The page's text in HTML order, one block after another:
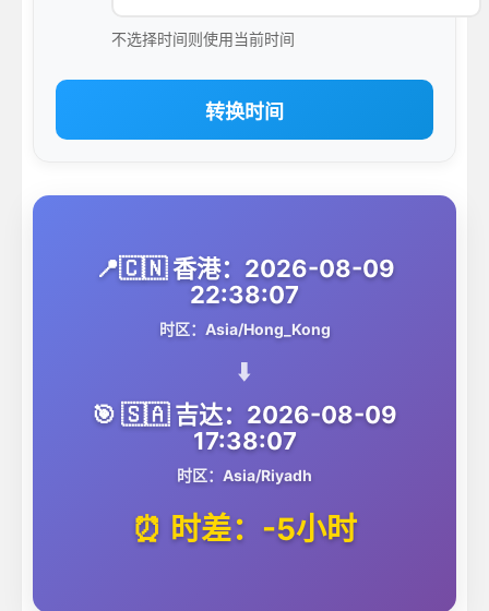
不选择时间则使用当前时间
转换时间
📍🇨🇳 香港：2026-08-09
22:38:07
时区：Asia/Hong_Kong
⬇️
🎯 🇸🇦 吉达：2026-08-09
17:38:07
时区：Asia/Riyadh
⏰ 时差：-5小时